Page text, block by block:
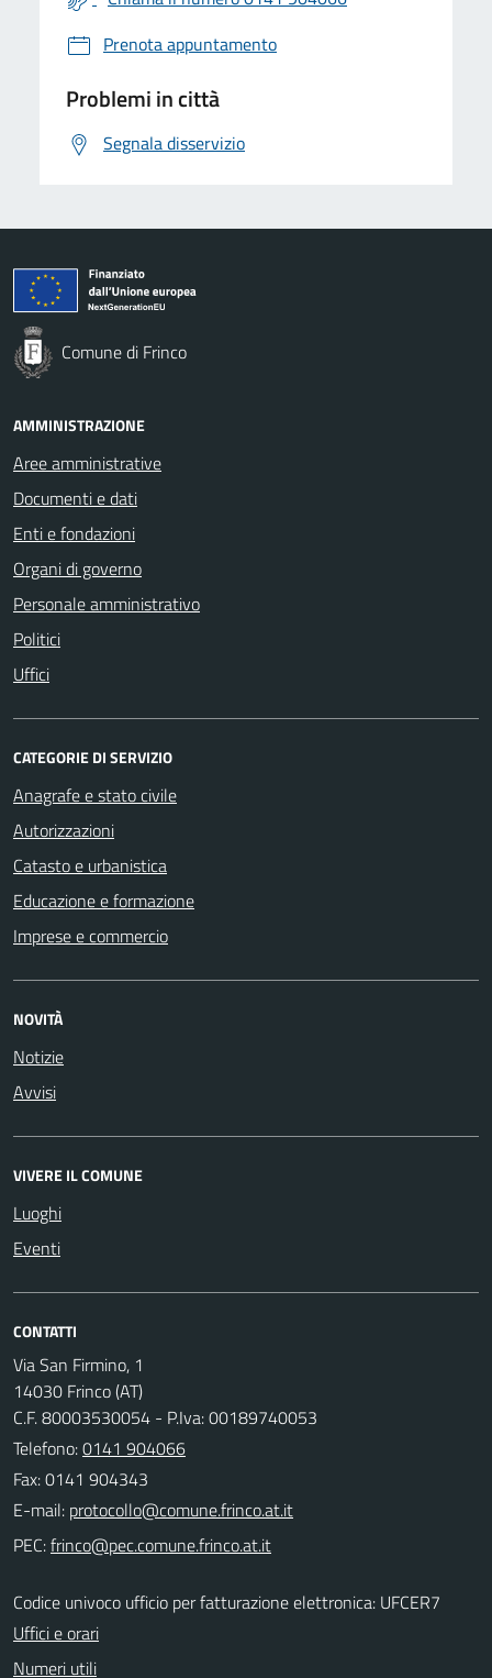
Prenota appuntamento
Problemi in città
Segnala disservizio
Comune di Frinco
AMMINISTRAZIONE
Aree amministrative
Documenti e dati
Enti e fondazioni
Organi di governo
Personale amministrativo
Politici
Uffici
CATEGORIE DI SERVIZIO
Anagrafe e stato civile
Autorizzazioni
Catasto e urbanistica
Educazione e formazione
Imprese e commercio
NOVITÀ
Notizie
Avvisi
VIVERE IL COMUNE
Luoghi
Eventi
CONTATTI
Via San Firmino, 1
14030 Frinco (AT)
C.F. 80003530054 - P.Iva: 00189740053
Telefono:0141 904066
Fax: 0141 904343
E-mail:
PEC:
Codice univoco ufficio per fatturazione elettronica: UFCER7
Uffici e orari
Numeri utili